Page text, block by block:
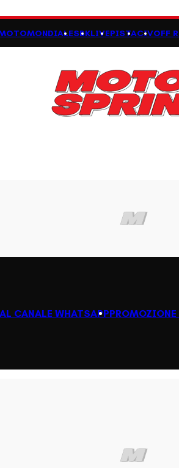
SBKLIVEPISTACIVOFF
CANALE WHATSAPP